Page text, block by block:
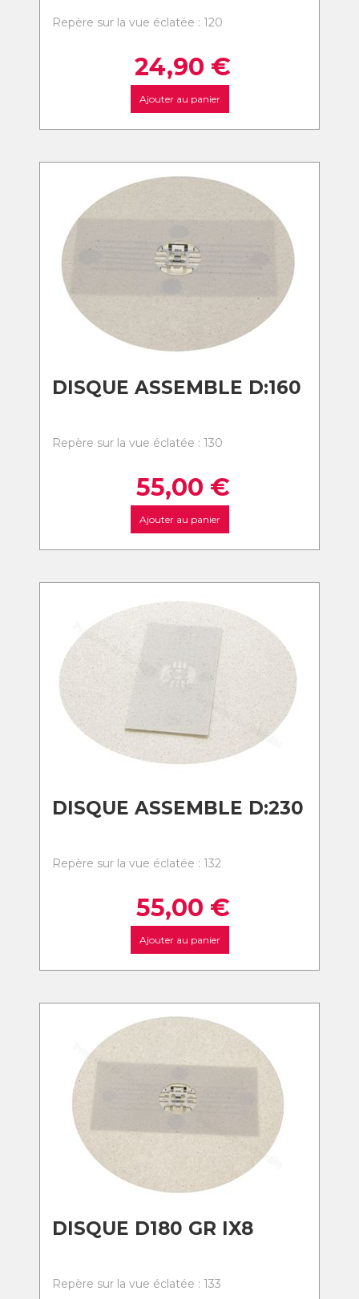
Repère sur la vue éclatée : 120
24,90 €
Ajouter au panier
DISQUE ASSEMBLE D:160
Repère sur la vue éclatée : 130
55,00 €
Ajouter au panier
DISQUE ASSEMBLE D:230
Repère sur la vue éclatée : 132
55,00 €
Ajouter au panier
DISQUE D180 GR IX8
Repère sur la vue éclatée : 133